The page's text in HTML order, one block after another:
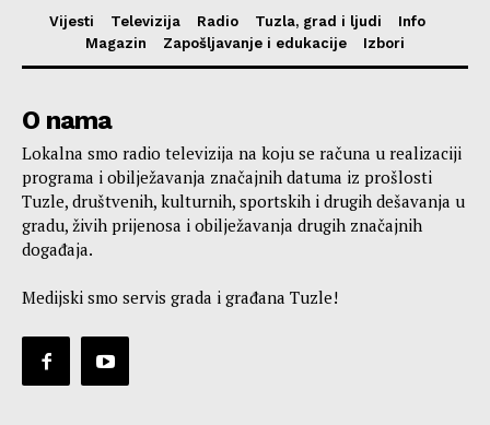
Vijesti Televizija Radio Tuzla, grad i ljudi
Info
Magazin
Zapošljavanje i edukacije Izbori
O nama
Lokalna smo radio televizija na koju se računa u realizaciji
programa i obilježavanja značajnih datuma iz prošlosti
Tuzle, društvenih, kulturnih, sportskih i drugih dešavanja u
gradu, živih prijenosa i obilježavanja drugih značajnih
događaja.
Medijski smo servis grada i građana Tuzle!